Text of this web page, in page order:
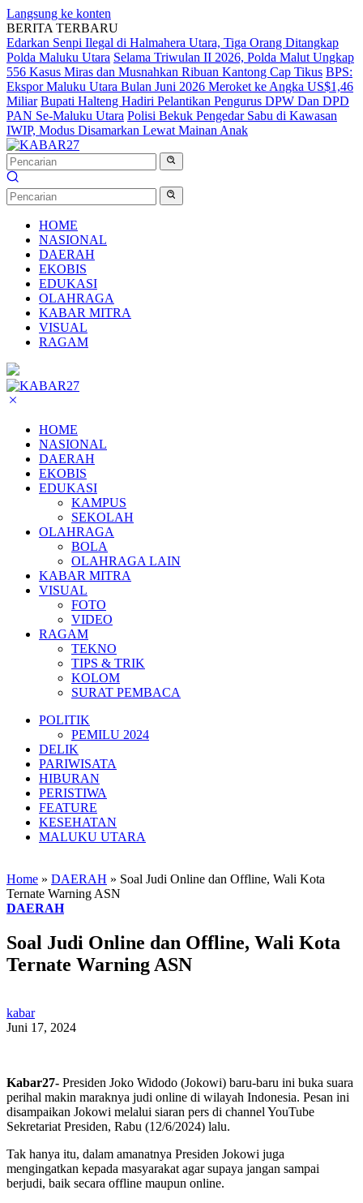
Langsung ke konten
BERITA TERBARU
Edarkan Senpi Ilegal di Halmahera Utara, Tiga Orang Ditangkap
Polda Maluku Utara Selama Triwulan II 2026, Polda Malut Ungkap
556 Kasus Miras dan Musnahkan Ribuan Kantong Cap Tikus BPS:
Ekspor Maluku Utara Bulan Juni 2026 Meroket ke Angka US$1,46
Miliar Bupati Halteng Hadiri Pelantikan Pengurus DPW Dan DPD
PAN Se-Maluku Utara Polisi Bekuk Pengedar Sabu di Kawasan
IWIP, Modus Disamarkan Lewat Mainan Anak
HOME
NASIONAL
DAERAH
EKOBIS
EDUKASI
OLAHRAGA
KABAR MITRA
VISUAL
RAGAM
HOME
NASIONAL
DAERAH
EKOBIS
EDUKASI
KAMPUS
SEKOLAH
OLAHRAGA
BOLA
OLAHRAGA LAIN
KABAR MITRA
VISUAL
FOTO
VIDEO
RAGAM
TEKNO
TIPS & TRIK
KOLOM
SURAT PEMBACA
POLITIK
PEMILU 2024
DELIK
PARIWISATA
HIBURAN
PERISTIWA
FEATURE
KESEHATAN
MALUKU UTARA
Home » DAERAH » Soal Judi Online dan Offline, Wali Kota
Ternate Warning ASN
DAERAH
Soal Judi Online dan Offline, Wali Kota
Ternate Warning ASN
kabar
Juni 17, 2024
Kabar27- Presiden Joko Widodo (Jokowi) baru-baru ini buka suara
perihal makin maraknya judi online di wilayah Indonesia. Pesan ini
disampaikan Jokowi melalui siaran pers di channel YouTube
Sekretariat Presiden, Rabu (12/6/2024) lalu.
Tak hanya itu, dalam amanatnya Presiden Jokowi juga
mengingatkan kepada masyarakat agar supaya jangan sampai
berjudi, baik secara offline maupun online.